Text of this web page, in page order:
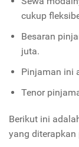
cukup
Besaran
juta.
Pinjaman ini
Tenor
Berikut ini
yang diterapkan